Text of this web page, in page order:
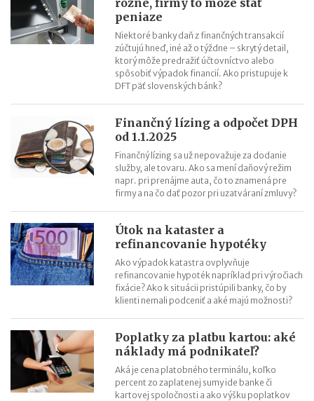
peniaze
Niektoré banky daň z finančných transakcií
zúčtujú hneď, iné až o týždne – skrytý detail,
ktorý môže predražiť účtovníctvo alebo
spôsobiť výpadok financií. Ako pristupuje k
DFT päť slovenských bánk?
Finančný lízing a odpočet DPH
od 1.1.2025
Finančný lízing sa už nepovažuje za dodanie
služby, ale tovaru. Ako sa mení daňový režim
napr. pri prenájme auta, čo to znamená pre
firmy a na čo dať pozor pri uzatváraní zmluvy?
Útok na kataster a
refinancovanie hypotéky
Ako výpadok katastra ovplyvňuje
refinancovanie hypoték napríklad pri výročiach
fixácie? Ako k situácii pristúpili banky, čo by
klienti nemali podceniť a aké majú možnosti?
Poplatky za platbu kartou: aké
náklady má podnikateľ?
Aká je cena platobného terminálu, koľko
percent zo zaplatenej sumy ide banke či
kartovej spoločnosti a ako výšku poplatkov